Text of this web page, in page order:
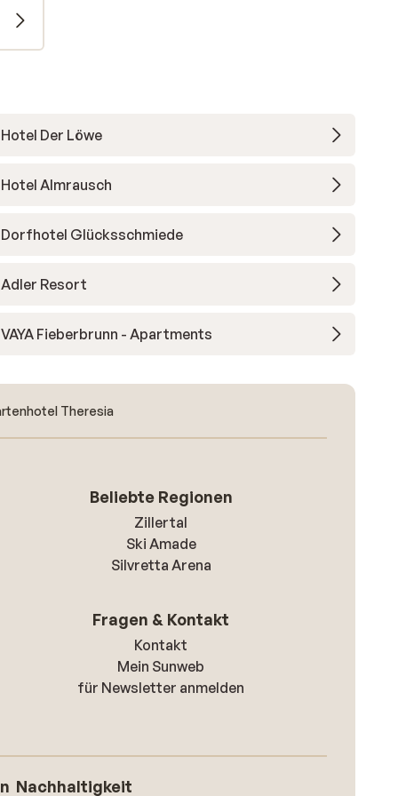
Hotel Der Löwe
Hotel Almrausch
Dorfhotel Glücksschmiede
Adler Resort
VAYA Fieberbrunn - Apartments
Theresia
Beliebte Regionen
Zillertal
Ski Amade
Silvretta Arena
Fragen & Kontakt
Kontakt
Mein Sunweb
für Newsletter anmelden
Nachhaltigkeit